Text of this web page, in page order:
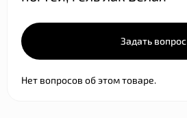
Задать вопрос
Нет вопросов об этом товаре.